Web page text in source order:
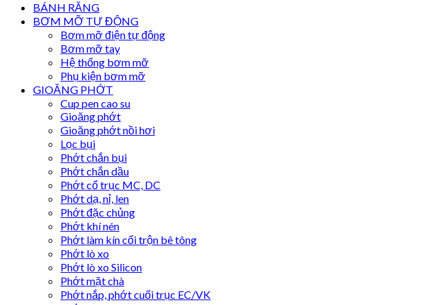
BÁNH RĂNG
BƠM MỠ TỰ ĐỘNG
Bơm mỡ điện tự động
Bơm mỡ tay
Hệ thống bơm mỡ
Phụ kiện bơm mỡ
GIOĂNG PHỚT
Cup pen cao su
Gioăng phớt
Gioăng phớt nồi hơi
Lọc bụi
Phớt chắn bụi
Phớt chắn dầu
Phớt cổ trục MC, DC
Phớt dạ, nỉ, len
Phớt đặc chủng
Phớt khí nén
Phớt làm kín cối trộn bê tông
Phớt lò xo
Phớt lò xo Silicon
Phớt mặt chà
Phớt nắp, phớt cuối trục EC/VK